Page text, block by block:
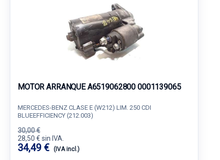
MOTOR ARRANQUE A6519062800 0001139065
MERCEDES-BENZ CLASE E (W212) LIM. 250 CDI
BLUEEFFICIENCY (212.003)
30,00 €
28,50 € sin IVA.
34,49 € (IVA incl.)